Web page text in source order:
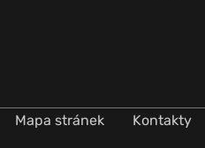
Mapa stránek Kontakty